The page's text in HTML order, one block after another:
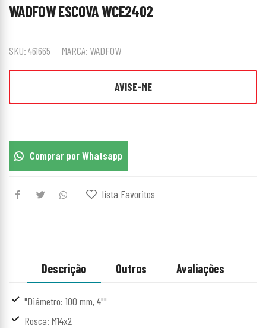
WADFOW ESCOVA WCE2402
SKU:461665 MARCA: WADFOW
AVISE-ME
Comprar por Whatsapp
lista Favoritos
Descrição Outros Avaliações
"Diámetro: 100 mm, 4""
Rosca: M14x2